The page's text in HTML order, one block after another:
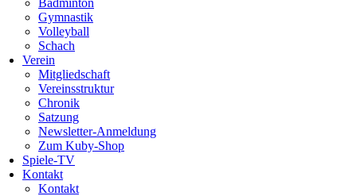
Badminton
Gymnastik
Volleyball
Schach
Verein
Mitgliedschaft
Vereinsstruktur
Chronik
Satzung
Newsletter-Anmeldung
Zum Kuby-Shop
Spiele-TV
Kontakt
Kontakt